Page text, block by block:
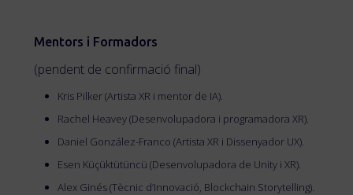
Mentors i Formadors
(pendent de confirmació final)
Kris Pilker (Artista XR i mentor de IA).
Rachel Heavey (Desenvolupadora i programadora XR).
Daniel González-Franco (Artista XR i Dissenyador UX).
Esen Küçüktütüncü (Desenvolupadora de Unity i XR).
Alex Ginés (Tècnic d’Innovació, Blockchain Storytelling).